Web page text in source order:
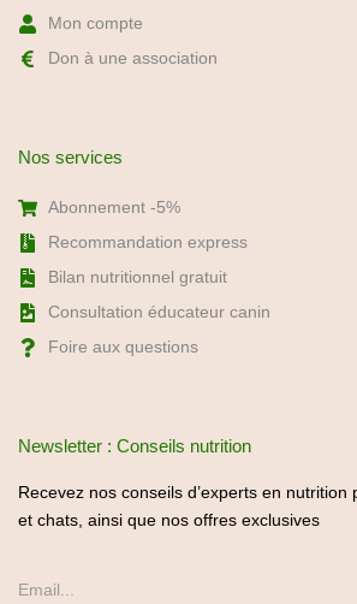
Mon compte
Don à une association
Nos services
Abonnement -5%
Recommandation express
Bilan nutritionnel gratuit
Consultation éducateur canin
Foire aux questions
Newsletter : Conseils nutrition
Recevez nos conseils d’experts en
et chats, ainsi que nos offres exclusives